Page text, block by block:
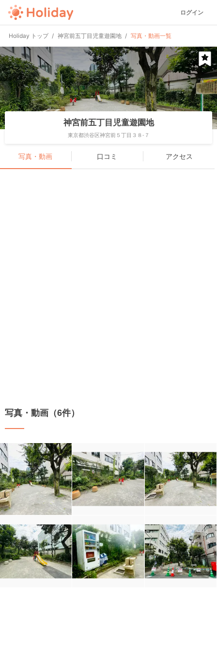
ログイン
Holiday トップ 神宮前五丁目児童遊園地 写真・動画一覧
神宮前五丁目児童遊園地
東京都渋谷区神宮前５丁目３８-７
写真・動画 口コミ アクセス
写真・動画（6件）